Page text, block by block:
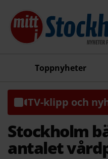
Toppnyheter
TV-klipp och
Stockholm
antalet